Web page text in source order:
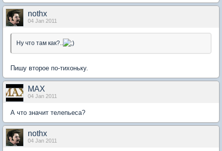
nothx
04 Jan 2011
Ну что там как?..
Пишу второе по-тихоньку.
MAX
04 Jan 2011
А что значит телепьеса?
nothx
04 Jan 2011